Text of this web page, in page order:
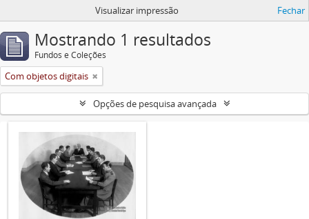
Visualizar impressão Fechar
Mostrando 1 resultados
Fundos e Coleções
Com objetos digitais
Opções de pesquisa avançada